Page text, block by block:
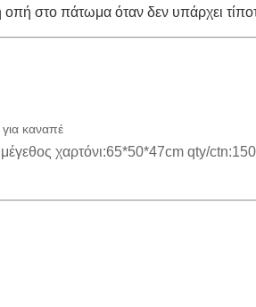
στο πάτωμα όταν δεν υπάρχει
καναπέ
χαρτόνι:65*50*47cm qty/